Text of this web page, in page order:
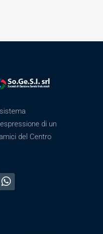
di un
del Centro